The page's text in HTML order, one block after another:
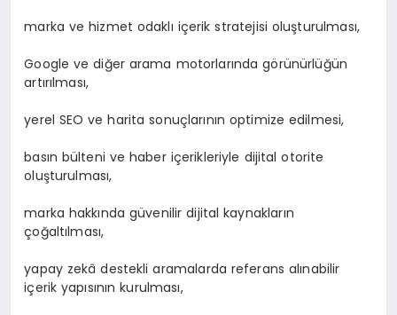
marka ve hizmet odaklı içerik stratejisi oluşturulması,
Google ve diğer arama motorlarında görünürlüğün
artırılması,
yerel SEO ve harita sonuçlarının optimize edilmesi,
basın bülteni ve haber içerikleriyle dijital otorite
oluşturulması,
marka hakkında güvenilir dijital kaynakların
çoğaltılması,
yapay zekâ destekli aramalarda referans alınabilir
içerik yapısının kurulması,